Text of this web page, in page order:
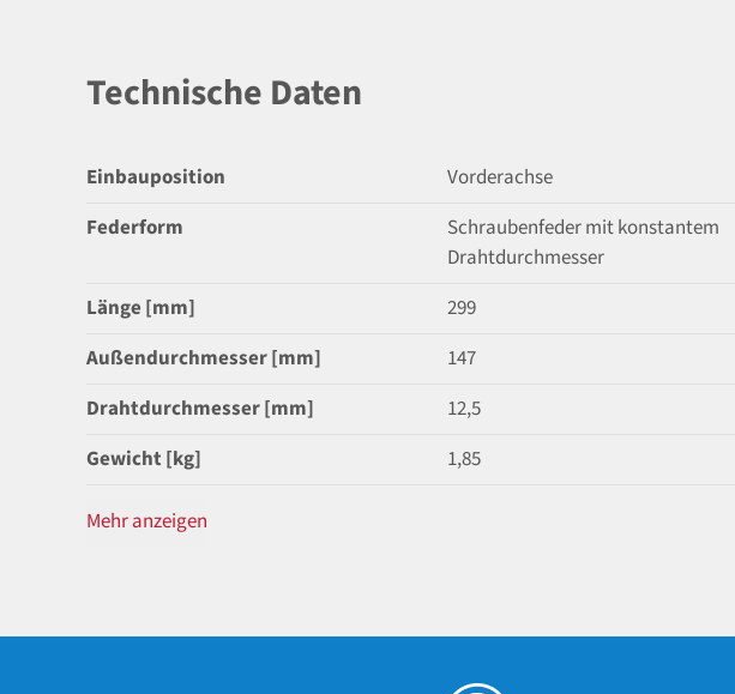
Technische Daten
Einbauposition
Vorderachse
Federform
Schraubenfeder mit konstantem
Drahtdurchmesser
Länge [mm]
299
Außendurchmesser [mm]
147
Drahtdurchmesser [mm]
12,5
Gewicht [kg]
1,85
Mehr anzeigen